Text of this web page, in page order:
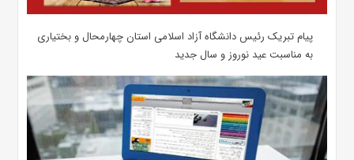
پیام تبریک رئیس دانشگاه آزاد اسلامی استان چهارمحال و بختیاری
به مناسبت عید نوروز و سال جدید